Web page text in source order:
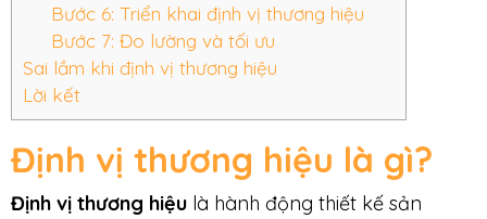
Bước 6: Triển khai định vị thương hiệu
Bước 7: Đo lường và tối ưu
Sai lầm khi định vị thương hiệu
Lời kết
Định vị thương hiệu là gì?
Định vị thương hiệu là hành động thiết kế sản